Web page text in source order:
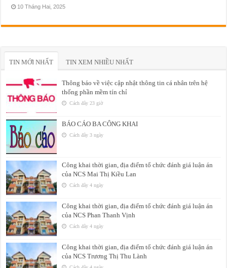
10 Tháng Hai, 2025
TIN MỚI NHẤT TIN XEM NHIỀU NHẤT
Thông báo về việc cập nhật thông tin cá nhân trên hệ
thống phần mềm tín chỉ
Cách đây 23 giờ
BÁO CÁO BA CÔNG KHAI
Cách đây 3 ngày
Công khai thời gian, địa điểm tổ chức đánh giá luận án
của NCS Mai Thị Kiều Lan
Cách đây 4 ngày
Công khai thời gian, địa điểm tổ chức đánh giá luận án
của NCS Phan Thanh Vịnh
Cách đây 4 ngày
Công khai thời gian, địa điểm tổ chức đánh giá luận án
của NCS Trương Thị Thu Lành